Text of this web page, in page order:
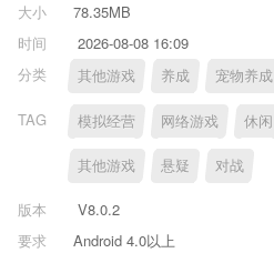
大小
78.35MB
时间
2026-08-08 16:09
分类
其他游戏 养成 宠物养成
TAG 模拟经营 网络游戏 休闲
其他游戏 悬疑 对战
版本
V8.0.2
要求
Android 4.0以上